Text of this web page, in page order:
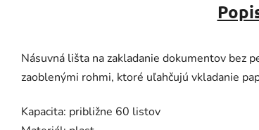
Násuvná lišta na zakladanie dokumentov bez
zaoblenými rohmi, ktoré uľahčujú vkladanie
Kapacita: približne 60 listov